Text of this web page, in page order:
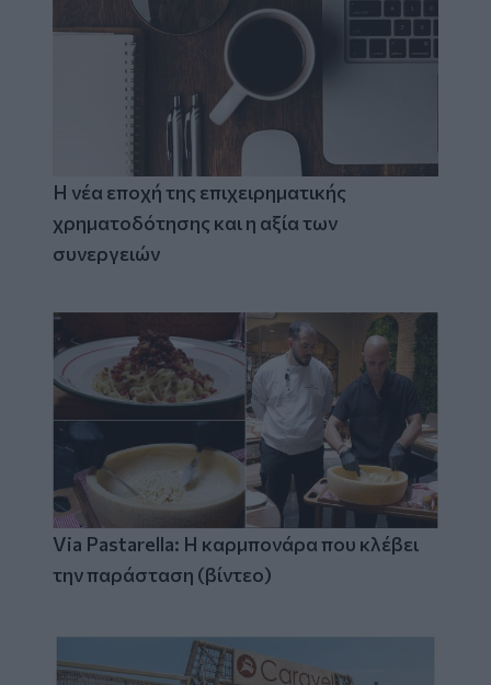
Η νέα εποχή της επιχειρηματικής
χρηματοδότησης και η αξία των
συνεργειών
Via Pastarella: Η καρμπονάρα που κλέβει
την παράσταση (βίντεο)